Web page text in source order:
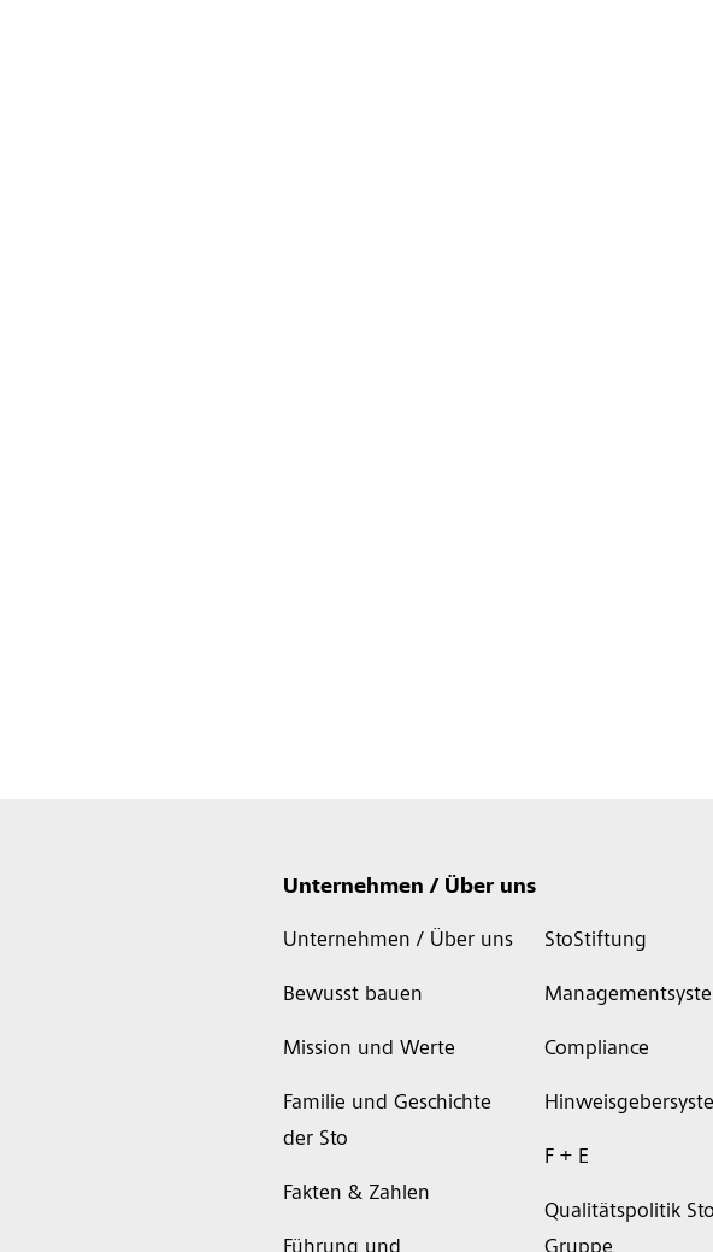
Unternehmen / Über uns
Unternehmen / Über uns
Bewusst bauen
Mission und Werte
Familie und Geschichte
der Sto
Fakten & Zahlen
StoStiftung
Compliance
F + E
Qualitätspolitik